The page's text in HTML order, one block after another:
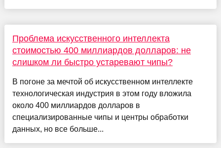
Проблема искусственного интеллекта
стоимостью 400 миллиардов долларов: не
слишком ли быстро устаревают чипы?
В погоне за мечтой об искусственном интеллекте
технологическая индустрия в этом году вложила
около 400 миллиардов долларов в
специализированные чипы и центры обработки
данных, но все больше...